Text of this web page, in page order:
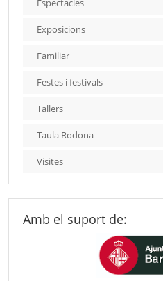
Espectacles
Exposicions
Familiar
Festes i festivals
Tallers
Taula Rodona
Visites
Amb el suport de: